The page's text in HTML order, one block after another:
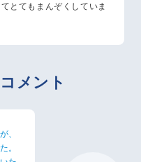
とてもまんぞくしていま
メント
、
。